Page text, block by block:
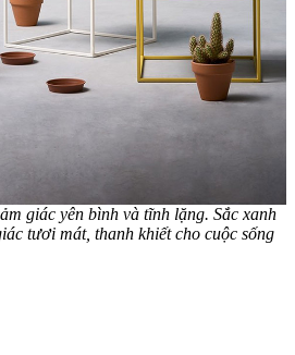
giác yên bình và tĩnh lặng. Sắc xanh
tươi mát, thanh khiết cho cuộc sống